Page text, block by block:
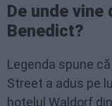
De unde vine
Benedict?
Legenda spune
Street a adus pe
hotelul Waldorf